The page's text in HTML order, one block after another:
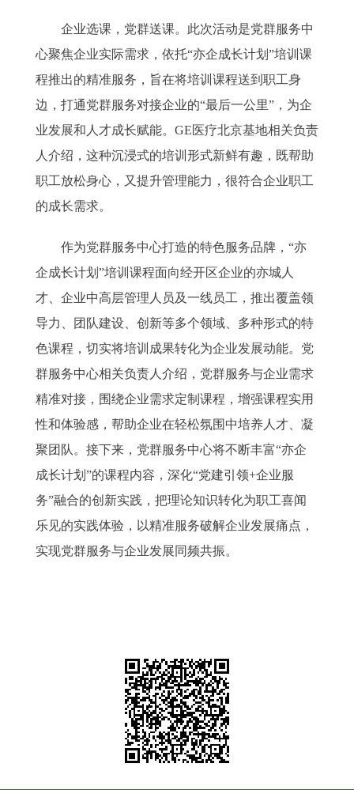
企业选课，党群送课。此次活动是党群服务中
心聚焦企业实际需求，依托“亦企成长计划”培训课
程推出的精准服务，旨在将培训课程送到职工身
边，打通党群服务对接企业的“最后一公里”，为企
业发展和人才成长赋能。GE医疗北京基地相关负责
人介绍，这种沉浸式的培训形式新鲜有趣，既帮助
职工放松身心，又提升管理能力，很符合企业职工
的成长需求。
作为党群服务中心打造的特色服务品牌，“亦
企成长计划”培训课程面向经开区企业的亦城人
才、企业中高层管理人员及一线员工，推出覆盖领
导力、团队建设、创新等多个领域、多种形式的特
色课程，切实将培训成果转化为企业发展动能。党
群服务中心相关负责人介绍，党群服务与企业需求
精准对接，围绕企业需求定制课程，增强课程实用
性和体验感，帮助企业在轻松氛围中培养人才、凝
聚团队。接下来，党群服务中心将不断丰富“亦企
成长计划”的课程内容，深化“党建引领+企业服
务”融合的创新实践，把理论知识转化为职工喜闻
乐见的实践体验，以精准服务破解企业发展痛点，
实现党群服务与企业发展同频共振。